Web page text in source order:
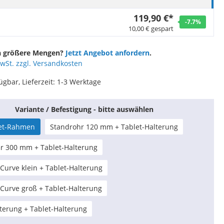
Thermorollen 62mm
Thermorollen 76mm
Thermorollen 80mm
Thermorollen 112mm
USB Etikettendrucker
WLAN Etikettendrucker
Drucker- & Scanner-Zubehör
Farbbänder
Druckerplatten & Halterungen
Druckertinte
Weiteres Zubehör
119,90 €*
10,00 € gespart
-7.7%
größere Mengen? Jetzt Angebot anfordern.
zzgl. Versandkosten
Lieferzeit: 1-3 Werktage
Variante / Befestigung - bitte auswählen
Rahmen
Standrohr 120 mm + Tablet-Halterung
300 mm + Tablet-Halterung
klein + Tablet-Halterung
groß + Tablet-Halterung
+ Tablet-Halterung